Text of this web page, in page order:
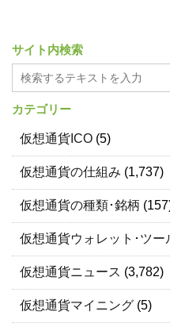
サイト内検索
カテゴリー
仮想通貨ICO (5)
仮想通貨の仕組み (1,737)
仮想通貨の種類･銘柄
仮想通貨ウォレット･ツー
仮想通貨ニュース (3,782)
仮想通貨マイニング (5)